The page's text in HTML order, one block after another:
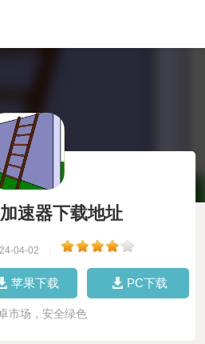
速器下载地址
04-02
苹果下载 PC下载
市场，安全绿色